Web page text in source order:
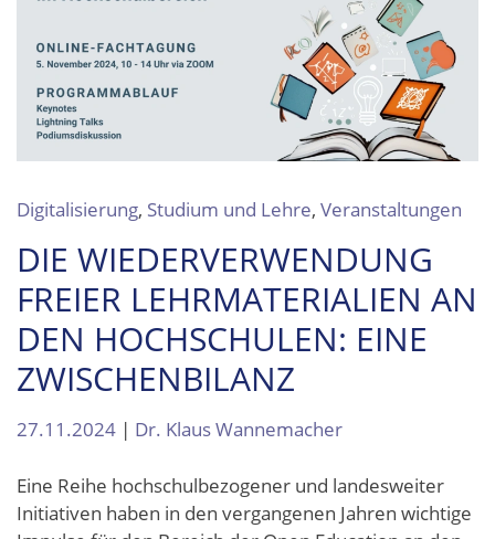
Digitalisierung, Studium und Lehre, Veranstaltungen
DIE WIEDERVERWENDUNG
FREIER LEHRMATERIALIEN AN
DEN HOCHSCHULEN: EINE
ZWISCHENBILANZ
27.11.2024 | Dr. Klaus Wannemacher
Eine Reihe hochschulbezogener und landesweiter
Initiativen haben in den vergangenen Jahren wichtige